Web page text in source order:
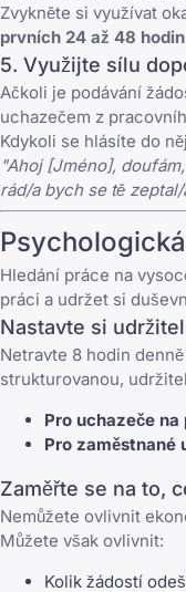
Zvykněte si využívat
prvních 24 až 48
5. Využijte sílu
Ačkoli je podávání
uchazečem z
Kdykoli se hlásíte do
"Ahoj [Jméno],
rád/a bych se tě
Hledání práce na
práci a udržet si
Nastavte si
Netravte 8 hodin
strukturovanou,
Pro uchazeče
Pro zaměstnané
Zaměřte se na to,
Nemůžete ovlivnit
Můžete však ovlivnit:
Kolik žádostí